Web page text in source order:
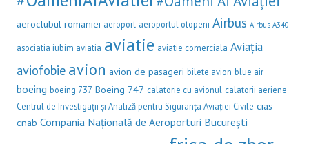
aeroclubul romaniei aeroport aeroportul otopeni Airbus Airbus A340
asociatia iubim aviatia aviatie aviatie comerciala Aviația
aviofobie avion avion de pasageri bilete avion blue air
boeing boeing 737 Boeing 747 calatorie cu avionul calatorii aeriene
Centrul de Investigații și Analiză pentru Siguranța Aviației Civile cias
cnab Compania Națională de Aeroporturi București